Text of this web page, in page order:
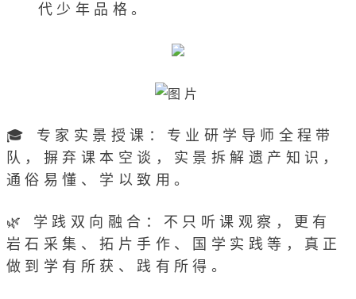
代少年品格。
🎓 专家实景授课：专业研学导师全程带
队，摒弃课本空谈，实景拆解遗产知识，
通俗易懂、学以致用。
🌿 学践双向融合：不只听课观察，更有
岩石采集、拓片手作、国学实践等，真正
做到学有所获、践有所得。